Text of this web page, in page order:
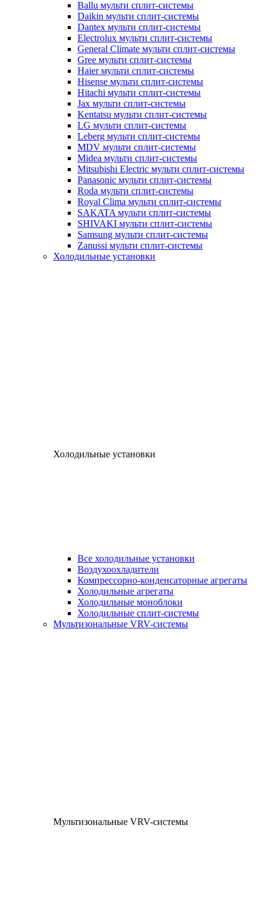
Ballu мульти сплит-системы
Daikin мульти сплит-системы
Dantex мульти сплит-системы
Electrolux мульти сплит-системы
General Climate мульти сплит-системы
Gree мульти сплит-системы
Haier мульти сплит-системы
Hisense мульти сплит-системы
Hitachi мульти сплит-системы
Jax мульти сплит-системы
Kentatsu мульти сплит-системы
LG мульти сплит-системы
Leberg мульти сплит-системы
MDV мульти сплит-системы
Midea мульти сплит-системы
Mitsubishi Electric мульти сплит-системы
Panasonic мульти сплит-системы
Roda мульти сплит-системы
Royal Clima мульти сплит-системы
SAKATA мульти сплит-системы
SHIVAKI мульти сплит-системы
Samsung мульти сплит-системы
Zanussi мульти сплит-системы
Холодильные установки
Холодильные установки
Все холодильные установки
Воздухоохладители
Компрессорно-конденсаторные агрегаты
Холодильные агрегаты
Холодильные моноблоки
Холодильные сплит-системы
Мультизональные VRV-системы
Мультизональные VRV-системы